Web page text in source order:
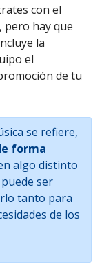
con el
hay que
la
el
de tu
se refiere,
forma
algo distinto
ser
tanto para
de los